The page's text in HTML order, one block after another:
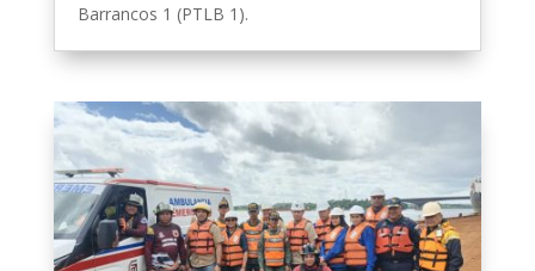
Barrancos 1 (PTLB 1).